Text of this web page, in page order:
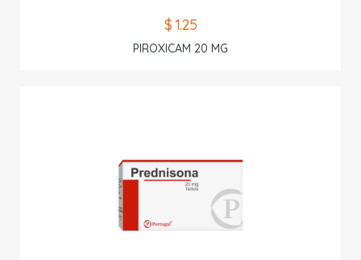
$ 1.25
PIROXICAM 20 MG